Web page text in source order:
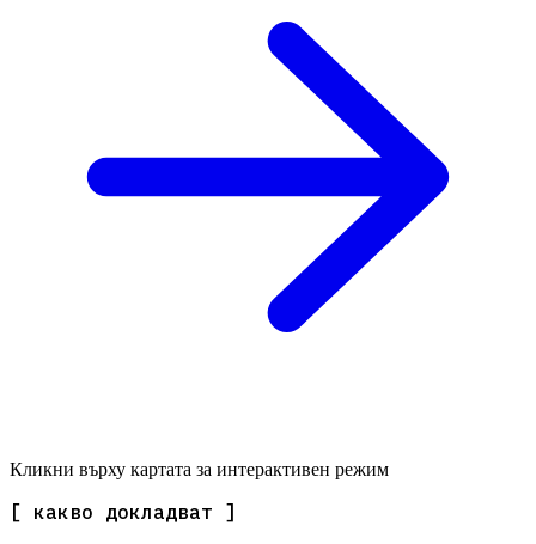
Кликни върху картата за интерактивен режим
[ какво докладват ]